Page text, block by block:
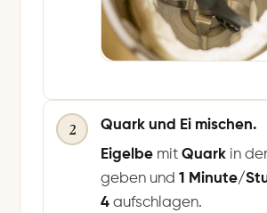
2
Quark und Ei mischen.
Eigelbe mit Quark in
geben und 1 Minute/
4 aufschlagen.